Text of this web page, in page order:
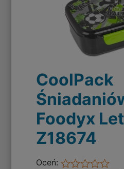
CoolPack
Foodyx
Z18674
Oceń: